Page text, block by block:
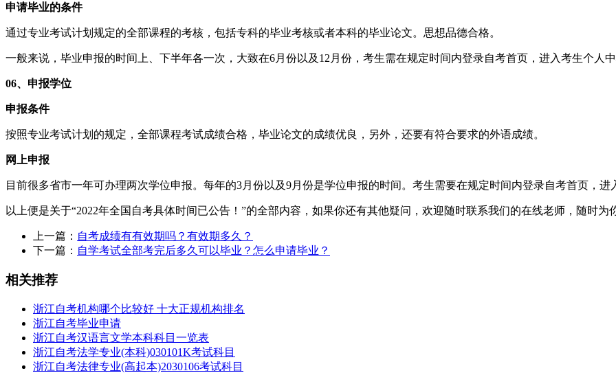
申请毕业的条件
通过专业考试计划规定的全部课程的考核，包括专科的毕业考核或者本科的毕业论文。思想品德合格。
一般来说，毕业申报的时间上、下半年各一次，大致在6月份以及12月份，考生需在规定时间内登录自考首页，进入考生个人
06、申报学位
申报条件
按照专业考试计划的规定，全部课程考试成绩合格，毕业论文的成绩优良，另外，还要有符合要求的外语成绩。
网上申报
目前很多省市一年可办理两次学位申报。每年的3月份以及9月份是学位申报的时间。考生需要在规定时间内登录自考首页，进
以上便是关于“2022年全国自考具体时间已公告！”的全部内容，如果你还有其他疑问，欢迎随时联系我们的在线老师，随时为
上一篇： 自考成绩有有效期吗？有效期多久？
下一篇： 自学考试全部考完后多久可以毕业？怎么申请毕业？
相关推荐
浙江自考机构哪个比较好 十大正规机构排名
浙江自考毕业申请
浙江自考汉语言文学本科科目一览表
浙江自考法学专业(本科)030101K考试科目
浙江自考法律专业(高起本)2030106考试科目